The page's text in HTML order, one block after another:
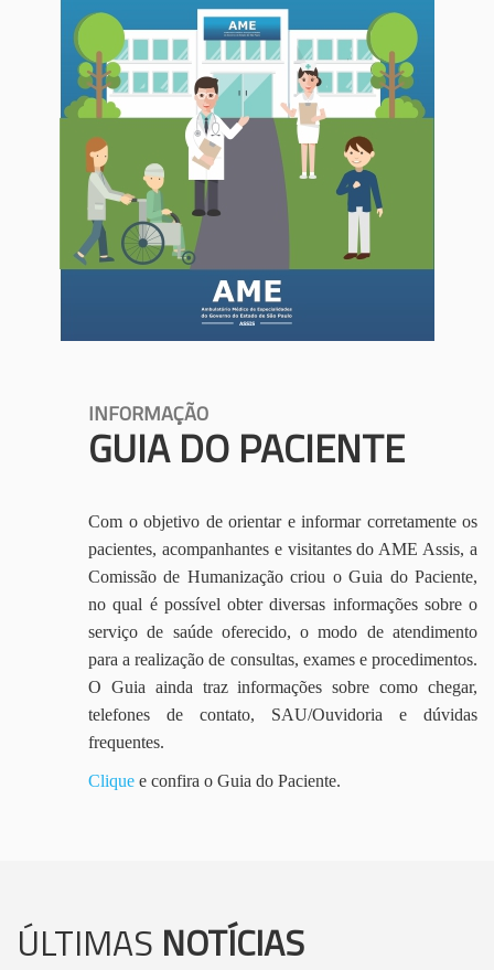
INFORMAÇÃO
GUIA DO PACIENTE
Com o objetivo de orientar e informar corretamente os
pacientes, acompanhantes e visitantes do AME Assis, a
Comissão de Humanização criou o Guia do Paciente,
no qual é possível obter diversas informações sobre o
serviço de saúde oferecido, o modo de atendimento
para a realização de consultas, exames e procedimentos.
O Guia ainda traz informações sobre como chegar,
telefones de contato, SAU/Ouvidoria e dúvidas
frequentes.
Clique e confira o Guia do Paciente.
ÚLTIMAS NOTÍCIAS